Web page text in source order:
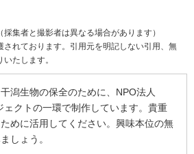
集者と撮影者は異なる場合があります）
れております。引用元を明記しない引用、無
たします。
潟生物の保全のために、NPO法人
ェクトの一環で制作しています。貴重
めに活用してください。興味本位の無
しょう。